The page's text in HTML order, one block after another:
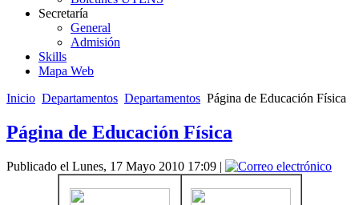
Secretaría
General
Admisión
Skills
Mapa Web
Inicio Departamentos Departamentos Página de Educación Física
Página de Educación Física
Publicado el Lunes, 17 Mayo 2010 17:09 |